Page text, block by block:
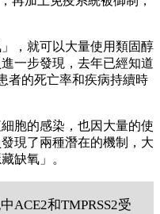
，就可以大量使用類固醇
一步發現，去年已經知道
者的死亡率和疾病持續時
胞的感染，也因大量的使
現了兩種潛在的機制，大
缺氧」。
ACE2和TMPRSS2受